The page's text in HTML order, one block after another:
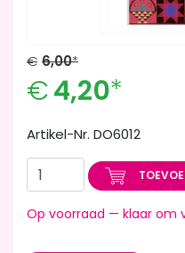
€ 6,00*
€4,20*
Artikel-Nr. DO6012
Op voorraad — klaar om